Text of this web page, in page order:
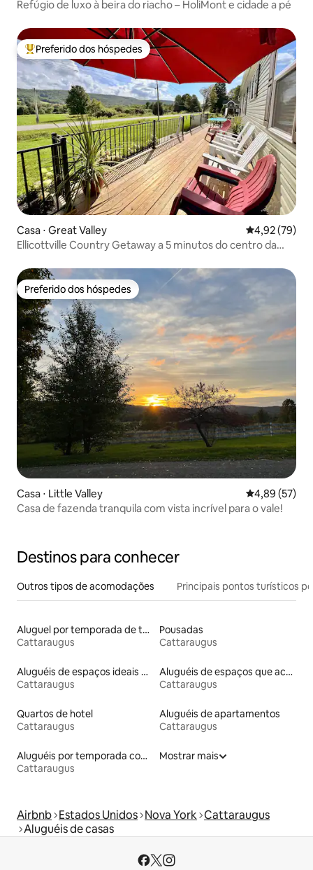
Refúgio de luxo à beira do riacho – HoliMont e cidade a pé
Entre os melhores preferidos dos hóspedes
Preferido dos hóspedes
Casa ⋅ Great Valley 4,92 de uma
4,92 (79)
Ellicottville Country Getaway a 5 minutos do centro da
Preferido dos hóspedes
Preferido dos hóspedes
Casa ⋅ Little Valley 4,89 de uma
4,89 (57)
Casa de fazenda tranquila com vista incrível para o vale!
Destinos para conhecer
Outros tipos de acomodações Principais pontos turísticos
Aluguel por temporada de townhouses
Cattaraugus
Pousadas
Cattaraugus
Aluguéis de espaços ideais para famílias
Cattaraugus
Aluguéis de espaços que aceitam animais de estimação
Cattaraugus
Quartos de hotel
Cattaraugus
Aluguéis de apartamentos
Cattaraugus
Aluguéis por temporada com caiaque
Cattaraugus
Mostrar mais
Airbnb Estados Unidos Nova York Cattaraugus
Aluguéis de casas